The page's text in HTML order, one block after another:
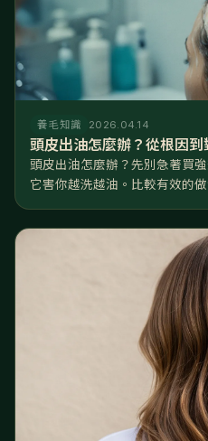
養毛知識 2026.04.14
頭皮出油怎麼辦？從根因
頭皮出油怎麼辦？先別急著買
它害你越洗越油。比較有效的